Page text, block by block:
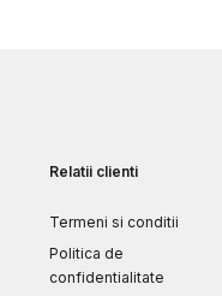
Relatii clienti
Termeni si conditii
Politica de
confidentialitate